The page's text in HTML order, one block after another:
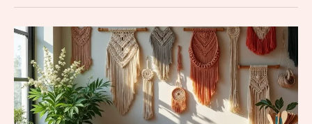
macramé
et
laisse-
toi
inspirer
!